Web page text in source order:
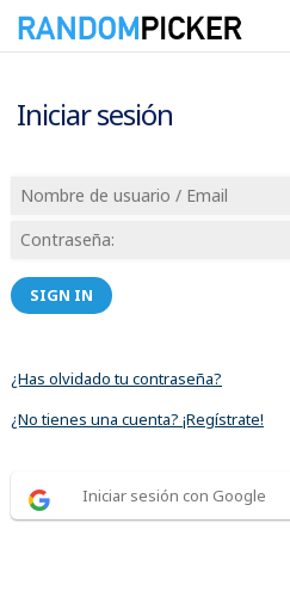
Iniciar sesión
SIGN IN
¿Has olvidado tu contraseña?
¿No tienes una cuenta? ¡Regístrate!
Iniciar sesión con Google